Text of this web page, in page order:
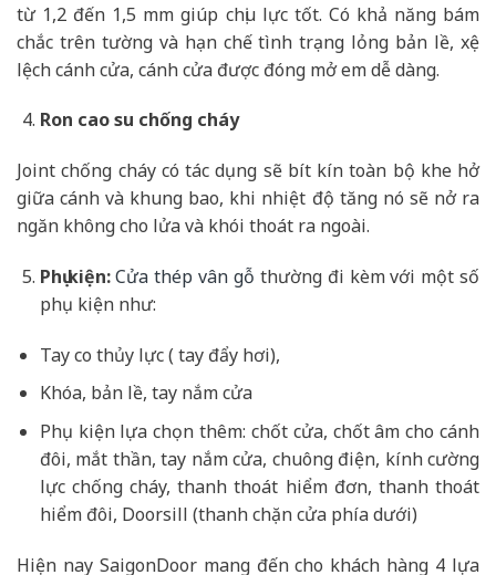
từ 1,2 đến 1,5 mm giúp chịu lực tốt. Có khả năng bám
chắc trên tường và hạn chế tình trạng lỏng bản lề, xệ
lệch cánh cửa, cánh cửa được đóng mở em dễ dàng.
Ron cao su chống cháy
Joint chống cháy có tác dụng sẽ bít kín toàn bộ khe hở
giữa cánh và khung bao, khi nhiệt độ tăng nó sẽ nở ra
ngăn không cho lửa và khói thoát ra ngoài.
Phụ kiện:Cửa thép vân gỗ thường đi kèm với một số
phụ kiện như:
Tay co thủy lực ( tay đẩy hơi),
Khóa, bản lề, tay nắm cửa
Phụ kiện lựa chọn thêm: chốt cửa, chốt âm cho cánh
đôi, mắt thần, tay nắm cửa, chuông điện, kính cường
lực chống cháy, thanh thoát hiểm đơn, thanh thoát
hiểm đôi, Doorsill (thanh chặn cửa phía dưới)
Hiện nay SaigonDoor mang đến cho khách hàng 4 lựa